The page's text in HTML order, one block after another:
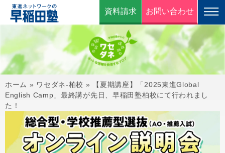
資料請求 お問い合わせ
ホーム » ワセダネ-柏校 »
【夏期講座】「2025東進Global
English Camp」最終講が先日、早稲田塾柏校にて行われまし
た！